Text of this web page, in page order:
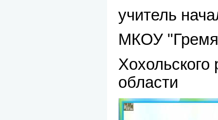
учитель
МКОУ
области